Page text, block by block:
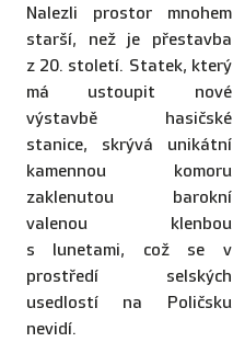
Nalezli prostor mnohem
starší, než je přestavba
z 20. století. Statek, který
má ustoupit nové
výstavbě hasičské
stanice, skrývá unikátní
kamennou komoru
zaklenutou barokní
valenou klenbou
s lunetami, což se v
prostředí selských
usedlostí na Poličsku
nevidí.